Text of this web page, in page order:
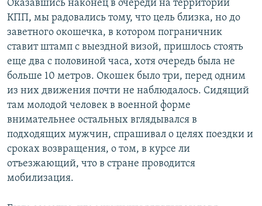
Оказавшись наконец в очереди на территории
КПП, мы радовались тому, что цель близка, но до
заветного окошечка, в котором пограничник
ставит штамп с выездной визой, пришлось стоять
еще два с половиной часа, хотя очередь была не
больше 10 метров. Окошек было три, перед одним
из них движения почти не наблюдалось. Сидящий
там молодой человек в военной форме
внимательнее остальных вглядывался в
подходящих мужчин, спрашивал о целях поездки и
сроках возвращения, о том, в курсе ли
отъезжающий, что в стране проводится
мобилизация.